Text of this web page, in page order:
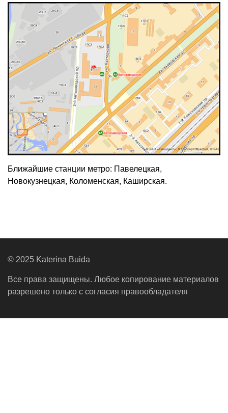
Ближайшие станции метро: Павелецкая,
Новокузнецкая, Коломенская, Каширская.
© 2025 Katerina Buida
Все права защищены. Любое копирование материалов
разрешено только с согласия правообладателя